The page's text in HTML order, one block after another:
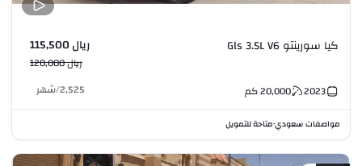
كيا سورينتو Gls 3.5L V6 ريال 115,500
ريال 120,000
2023
20,000كم 2,525
/شهر
مواصفات سعودي•متاحة للتمويل